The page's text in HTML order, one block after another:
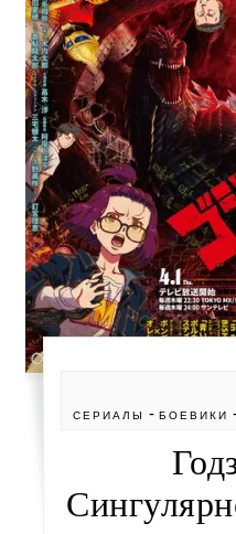
СЕРИАЛЫ -БОЕВИКИ